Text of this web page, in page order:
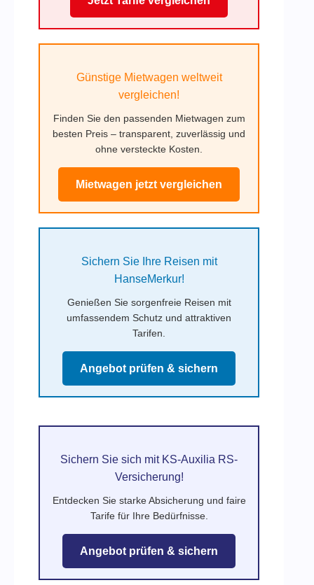
Günstige Mietwagen weltweit
vergleichen!
Finden Sie den passenden Mietwagen zum
besten Preis – transparent, zuverlässig und
ohne versteckte Kosten.
Mietwagen jetzt vergleichen
Sichern Sie Ihre Reisen mit
HanseMerkur!
Genießen Sie sorgenfreie Reisen mit
umfassendem Schutz und attraktiven
Tarifen.
Angebot prüfen & sichern
Sichern Sie sich mit KS-Auxilia RS-
Versicherung!
Entdecken Sie starke Absicherung und faire
Tarife für Ihre Bedürfnisse.
Angebot prüfen & sichern